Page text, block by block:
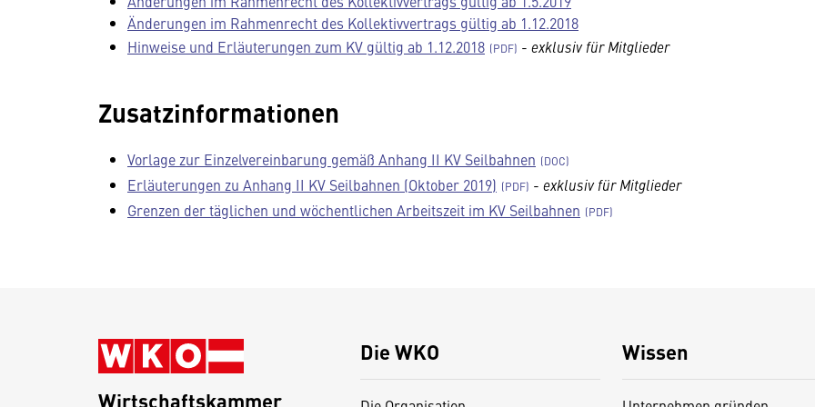
Änderungen im Rahmenrecht des Kollektivvertrags gültig ab 1.12.2018
Hinweise und Erläuterungen zum KV gültig ab 1.12.2018
- exklusiv für Mitglieder
Zusatzinformationen
Vorlage zur Einzelvereinbarung gemäß Anhang II KV Seilbahnen
Erläuterungen zu Anhang II KV Seilbahnen (Oktober 2019)
- exklusiv für Mitglieder
Grenzen der täglichen und wöchentlichen Arbeitszeit im KV Seilbahnen
Die WKO Wissen
Wirtschaftskammer